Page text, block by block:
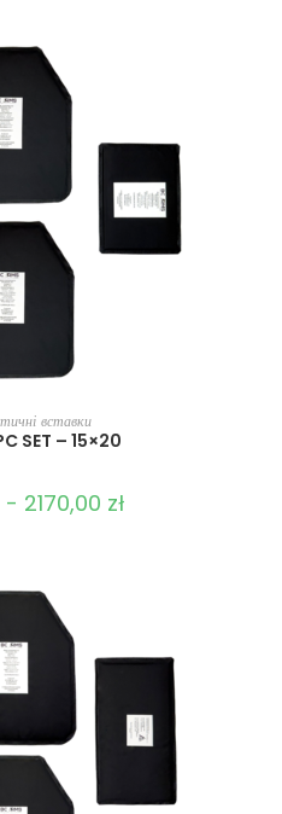
ОПЦІЇ
вставки
SET – 15×20
- 2170,00 zł